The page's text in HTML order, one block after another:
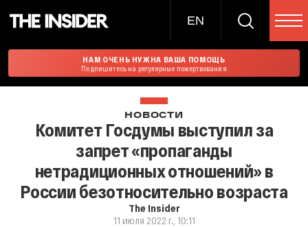
EN
НАМ ОЧЕНЬ НУЖНА ВАША ПОМОЩЬ
Подпишитесь на регулярные пожертвования
НОВОСТИ
Комитет Госдумы выступил за
запрет «пропаганды
нетрадиционных отношений» в
России безотносительно возраста
The Insider
11 июля 2022 г., 10:11